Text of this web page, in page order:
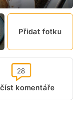
Přidat fotku
komentáře
28